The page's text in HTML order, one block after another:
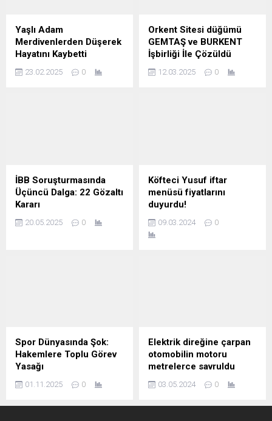
Yaşlı Adam
Merdivenlerden Düşerek
Hayatını Kaybetti
23.02.2025 0
Orkent Sitesi düğümü
GEMTAŞ ve BURKENT
İşbirliği İle Çözüldü
12.03.2025 0
İBB Soruşturmasında
Üçüncü Dalga: 22 Gözaltı
Kararı
20.05.2025 0
Köfteci Yusuf iftar
menüsü fiyatlarını
duyurdu!
09.03.2024 0
Spor Dünyasında Şok:
Hakemlere Toplu Görev
Yasağı
01.11.2025 0
Elektrik direğine çarpan
otomobilin motoru
metrelerce savruldu
03.05.2024 0